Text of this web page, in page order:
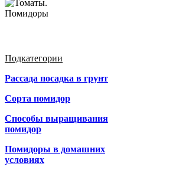
Подкатегории
Рассада посадка в грунт
Сорта помидор
Способы выращивания
помидор
Помидоры в домашних
условиях